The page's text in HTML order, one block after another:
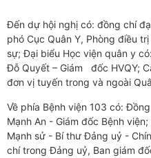
Đến dự hội nghị có: đồng chí
phó Cục Quân Y, Phòng điều
sự; Đại biểu Học viện quân y
Đỗ Quyết – Giám đốc HVQY;
đơn vị tuyến trong và ngoài
Về phía Bệnh viện 103 có:
Mạnh An - Giám đốc Bệnh
Mạnh sử - Bí thư Đảng uỷ -
chí trong Đảng uỷ, Ban giám